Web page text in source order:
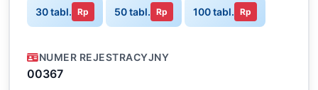
30 tabl. Rp 50 tabl. Rp 100 tabl. Rp
NUMER REJESTRACYJNY
00367